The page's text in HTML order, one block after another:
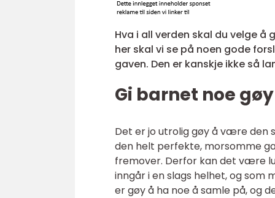
Hva i all verden skal du velge å
her skal vi se på noen gode
gaven. Den er kanskje ikke så
Gi barnet noe
Det er jo utrolig gøy å være den
den helt perfekte, morsomme
fremover. Derfor kan det være
inngår i en slags helhet, og som
er gøy å ha noe å samle på, og